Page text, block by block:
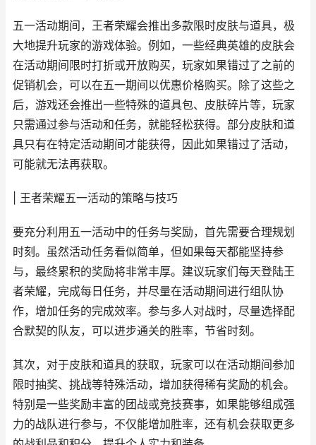
五一活动期间，王者荣耀会推出多款限时皮肤与道具，极
大地提升玩家的游戏体验。例如，一些经典英雄的皮肤会
在活动期间限时打折或开放购买，玩家如果错过了之前的
促销机会，可以在五一期间以优惠价格购买。除了这些之
后，游戏还会推出一些特殊的道具包、皮肤碎片等，玩家
只需通过参与活动和任务，就能轻松获得。部分皮肤和道
具只有在特定活动期间才能获得，因此如果错过了活动，
可能就无法再获取。
| 王者荣耀五一活动的策略与技巧
要充分利用五一活动中的任务与奖励，首先需要合理规划
时刻。虽然活动任务看似简单，但如果每天都能坚持参
与，最终累积的奖励将非常丰厚。建议玩家们每天登陆王
者荣耀，完成每日任务，并尽量在活动期间进行组队协
作，增加任务的完成效率。参与多人对战时，尽量选择配
合默契的队友，可以进步通关的胜率，节省时刻。
其次，对于皮肤和道具的获取，玩家可以在活动期间参加
限时抽奖、挑战等特殊活动，增加获得稀有奖励的机会。
特别是一些奖励丰富的团战或竞技赛事，如果能够组成强
力的战队进行参与，不仅能增加胜率，还有机会获取更多